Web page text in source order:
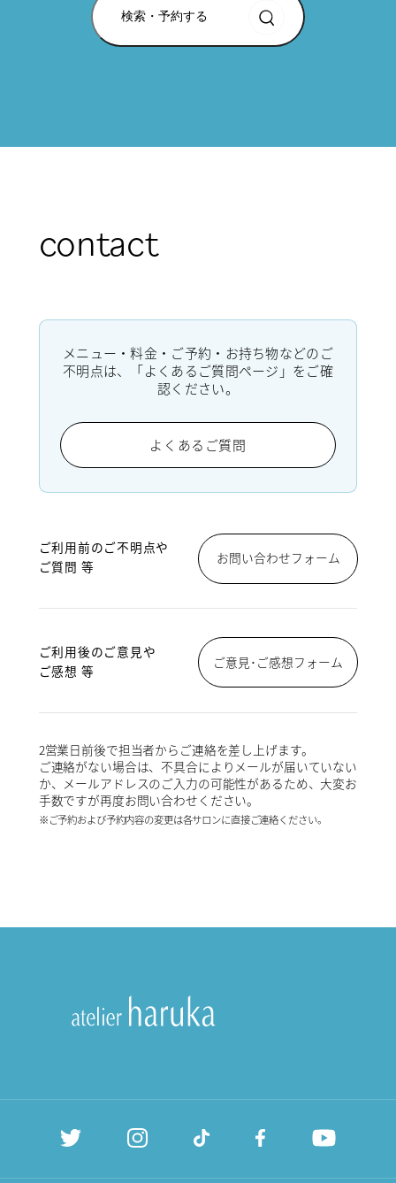
検索・予約する
contact
メニュー・料金・ご予約・お持ち物などのご
不明点は、「よくあるご質問ページ」をご確
認ください。
よくあるご質問
ご利用前のご不明点や
ご質問 等
お問い合わせフォーム
ご利用後のご意見や
ご感想 等
ご意見･ご感想フォーム
2営業日前後で担当者からご連絡を差し上げます。
ご連絡がない場合は、不具合によりメールが届いていない
か、メールアドレスのご入力の可能性があるため、大変お
手数ですが再度お問い合わせください。
※ご予約および予約内容の変更は各サロンに直接ご連絡ください。